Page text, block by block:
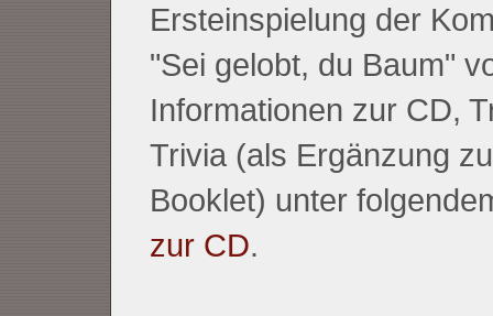
Ersteinspielung der
"Sei gelobt, du Baum"
Informationen zur CD,
Trivia (als Ergänzung
Booklet) unter
zur CD.